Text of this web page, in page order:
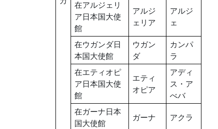
在アルジェリ
ア日本国大使
館
アルジ
ェリア
アルジ
ェ
在ウガンダ日
本国大使館
ウガン
ダ
カンパ
ラ
在エティオピ
ア日本国大使
館
エティ
オピア
アディ
ス・ア
べバ
在ガーナ日本
国大使館
ガーナ アクラ